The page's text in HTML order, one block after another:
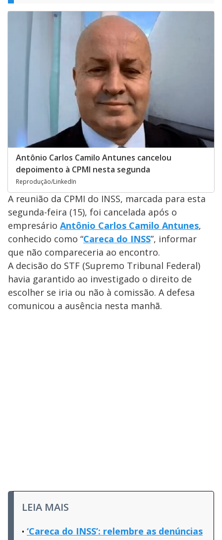
Antônio Carlos Camilo Antunes cancelou
depoimento à CPMI nesta segunda
Reprodução/LinkedIn
A reunião da CPMI do INSS, marcada para esta
segunda-feira (15), foi cancelada após o
empresário Antônio Carlos Camilo Antunes,
conhecido como “Careca do INSS”, informar
que não compareceria ao encontro.
A decisão do STF (Supremo Tribunal Federal)
havia garantido ao investigado o direito de
escolher se iria ou não à comissão. A defesa
comunicou a ausência nesta manhã.
LEIA MAIS
‘Careca do INSS’: relembre as denúncias